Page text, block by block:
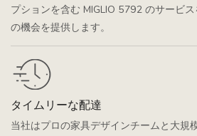
プションを含む MIGLIO 5792 のサービ
の機会を提供します。
タイムリーな配達
当社はプロの家具デザインチームと大規